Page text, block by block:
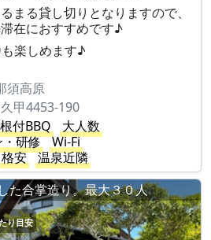
まる貸し切りとなりますので、
在におすすめです♪
楽しめます♪
須高原
甲4453-190
付BBQ
大人数
研修
Wi-Fi
格安
温泉近隣
た合掌造り。最大３０人
り目安